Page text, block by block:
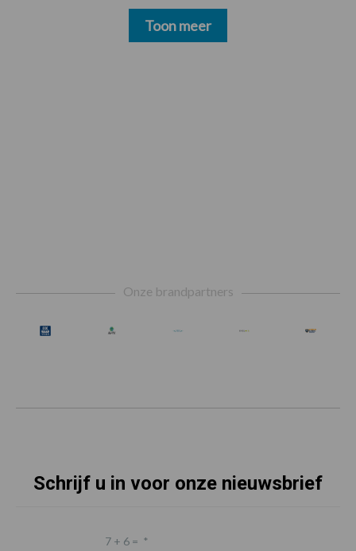
Toon meer
Onze brandpartners
Schrijf u in voor onze nieuwsbrief
7 + 6 = *